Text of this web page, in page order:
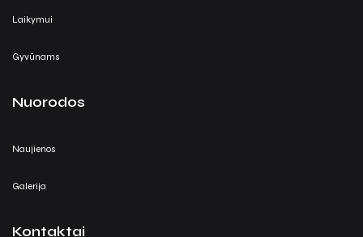
Laikymui
Gyvūnams
Nuorodos
Naujienos
Galerija
Kontaktai